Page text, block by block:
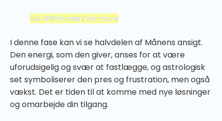
via Wikimedia Commons
I denne fase kan vi se halvdelen af Månens ansigt.
Den energi, som den giver, anses for at være
uforudsigelig og svær at fastlægge, og astrologisk
set symboliserer den pres og frustration, men også
vækst. Det er tiden til at komme med nye løsninger
og omarbejde din tilgang.